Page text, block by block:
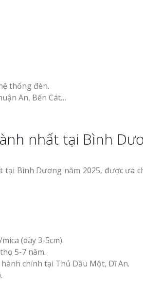
thống đèn.
An, Bến Cát…
nhất tại Bình
tại Bình Dương năm 2025, được ưa
(dày 3-5cm).
5-7 năm.
chính tại Thủ Dầu Một, Dĩ An.